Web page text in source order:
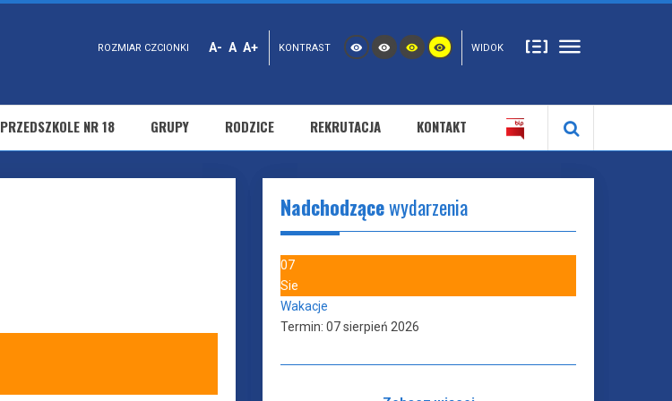
ROZMIAR CZCIONKI A- A A+ KONTRAST WIDOK
PRZEDSZKOLE NR 18 GRUPY RODZICE REKRUTACJA KONTAKT
Nadchodzącewydarzenia
07
Sie
Wakacje
Termin: 07 sierpień 2026